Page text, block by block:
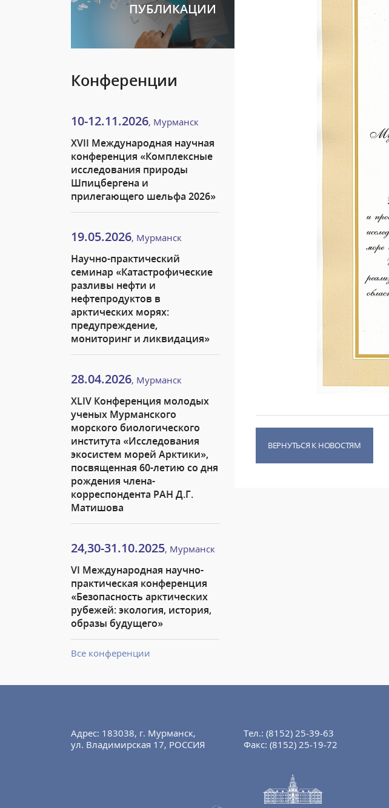
ПУБЛИКАЦИИ
Конференции
10-12.11.2026, Мурманск
XVII Международная научная
конференция «Комплексные
исследования природы
Шпицбергена и
прилегающего шельфа 2026»
19.05.2026, Мурманск
Научно-практический
семинар «Катастрофические
разливы нефти и
нефтепродуктов в
арктических морях:
предупреждение,
мониторинг и ликвидация»
28.04.2026, Мурманск
XLIV Конференция молодых
ученых Мурманского
морского биологического
института «Исследования
экосистем морей Арктики»,
посвященная 60-летию со дня
рождения члена-
корреспондента РАН Д.Г.
Матишова
24,30-31.10.2025, Мурманск
VI Международная научно-
практическая конференция
«Безопасность арктических
рубежей: экология, история,
образы будущего»
Все конференции
ВЕРНУТЬСЯ К НОВОСТЯМ
Адрес: 183038, г. Мурманск,
ул. Владимирская 17, РОССИЯ
Тел.: (8152) 25-39-63
Факс: (8152) 25-19-72